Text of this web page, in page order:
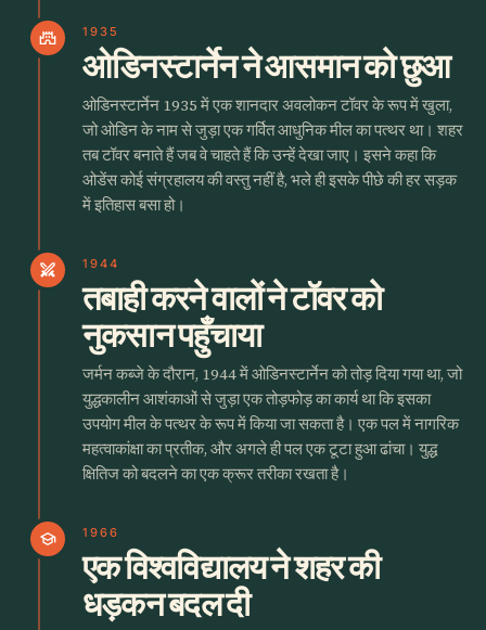
castle 1935
ओडिनस्टार्नेन ने आसमान को छुआ
ओडिनस्टार्नेन 1935 में एक शानदार अवलोकन टॉवर के रूप में खुला,
जो ओडिन के नाम से जुड़ा एक गर्वित आधुनिक मील का पत्थर था। शहर
तब टॉवर बनाते हैं जब वे चाहते हैं कि उन्हें देखा जाए। इसने कहा कि
ओडेंस कोई संग्रहालय की वस्तु नहीं है, भले ही इसके पीछे की हर सड़क
में इतिहास बसा हो।
swords 1944
तबाही करने वालों ने टॉवर को
नुकसान पहुँचाया
जर्मन कब्जे के दौरान, 1944 में ओडिनस्टार्नेन को तोड़ दिया गया था, जो
युद्धकालीन आशंकाओं से जुड़ा एक तोड़फोड़ का कार्य था कि इसका
उपयोग मील के पत्थर के रूप में किया जा सकता है। एक पल में नागरिक
महत्वाकांक्षा का प्रतीक, और अगले ही पल एक टूटा हुआ ढांचा। युद्ध
क्षितिज को बदलने का एक क्रूर तरीका रखता है।
school 1966
एक विश्वविद्यालय ने शहर की
धड़कन बदल दी